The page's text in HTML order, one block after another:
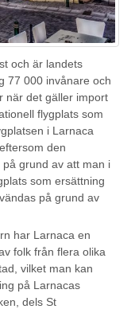
och är landets
77 000 invånare och
när det gäller import
flygplats som
i Larnaca
den
grund av att man i
som ersättning
på grund av
har Larnaca en
folk från flera olika
vilket man kan
på Larnacas
dels St